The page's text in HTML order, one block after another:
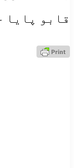
قابو پایا